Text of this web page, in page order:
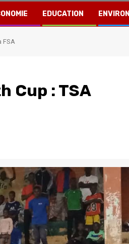
EDUCATION
FSA
Cup : TSA